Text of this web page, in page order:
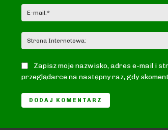
Zapisz moje nazwisko, adres e-mail i
przeglądarce na następny raz, gdy